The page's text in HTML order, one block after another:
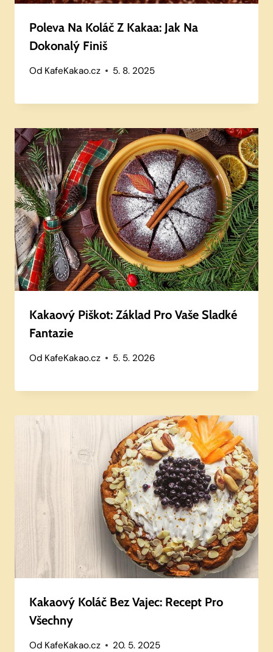
Poleva Na Koláč Z Kakaa: Jak Na
Dokonalý Finiš
Od KafeKakao.cz 5. 8. 2025
Kakaový Piškot: Základ Pro Vaše Sladké
Fantazie
Od KafeKakao.cz 5. 5. 2026
Kakaový Koláč Bez Vajec: Recept Pro
Všechny
Od KafeKakao.cz 20. 5. 2025